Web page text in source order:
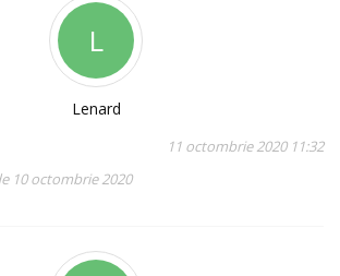
L
Lenard
11 octombrie 2020 11:32
10 octombrie 2020